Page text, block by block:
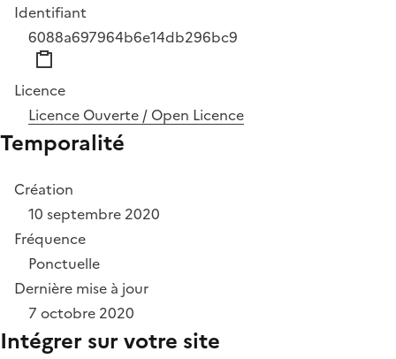
Identifiant
6088a697964b6e14db296bc9
Licence
Licence Ouverte / Open Licence
Temporalité
Création
10 septembre 2020
Fréquence
Ponctuelle
Dernière mise à jour
7 octobre 2020
Intégrer sur votre site